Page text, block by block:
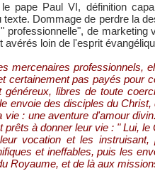
pape Paul VI, définition
Dommage de perdre la
professionnelle", de
loin de l'esprit
mercenaires professionnels,
certainement pas payés pour
libres de toute
envoie des disciples du
: une aventure d'amour
à donner leur vie : " Lui,
vocation et les
et ineffables, puis les
Royaume, et de là aux